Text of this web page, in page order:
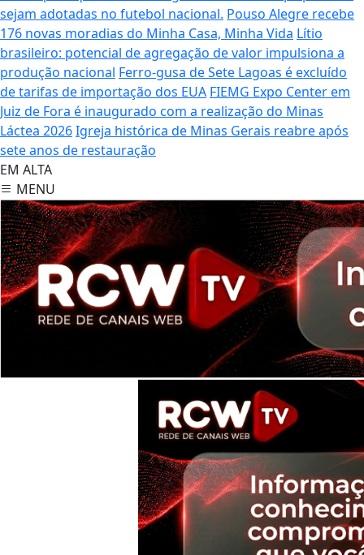
sejam adotadas no futebol nacional. Pouso Alegre recebe
176 novas moradias do Minha Casa, Minha Vida Lítio
brasileiro: potencial de agregação de valor impulsiona a
produção nacional Ferro-gusa de Sete Lagoas é excluído
de tarifas de importação dos EUA FIEMG Expo Center em
Juiz de Fora é inaugurado com a realização do Minas
Láctea 2026Igreja histórica de Minas Gerais reabre após
sete anos de restauração
EM ALTA
MENU